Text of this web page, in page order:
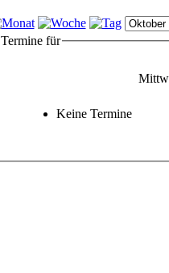
Termine für
Keine Termine